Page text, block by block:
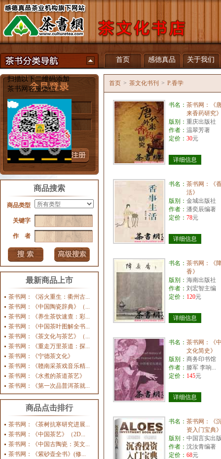
首页 感德真品 关于我们
用户名
密 码
忘记密码？
商品搜索
商品类型
关键字
作 者
最新商品上市
茶书网：《浴火重生：衢州古...
茶书网：《中国陶瓷辞典》（...
茶书网：《养生茶饮速查：彩...
茶书网：《中国茶叶图解全书...
茶书网：《茶文化与茶艺》（...
茶书网：《重走万里茶道：探...
茶书网：《宁德茶文化》
茶书网：《赣南采茶戏音乐精...
茶书网：《水煮的茶道茶艺》
茶书网：《第一次品普洱茶就...
商品点击排行
茶书网：《茶树抗寒研究进展...
茶书网：《中国茶艺》（2D...
茶书网：《中国古陶瓷：英文...
茶书网：《紫砂壶全书》(修...
首页 > 茶文化书刊 > P.香学
书名： 茶书网：《
来香药研究
版别： 重庆出版社
作者： 温翠芳著
定价： 30元
详细信息
书名： 茶书网：《
活》
版别： 金城出版社
作者： 潘奕辰编著
定价： 78元
详细信息
书名： 茶书网：《
香》
版别： 海南出版社
作者： 刘宏智主编
定价： 120元
详细信息
书名： 茶书网：《
文化简史》
版别： 商务印书馆
作者： 滕军 李响...
定价： 145元
详细信息
书名： 茶书网：《
资入门宝典
版别： 中国言实出
作者： 沈汝青编著
定价： 68元
扫描以下二维码添加
茶书网客服微信